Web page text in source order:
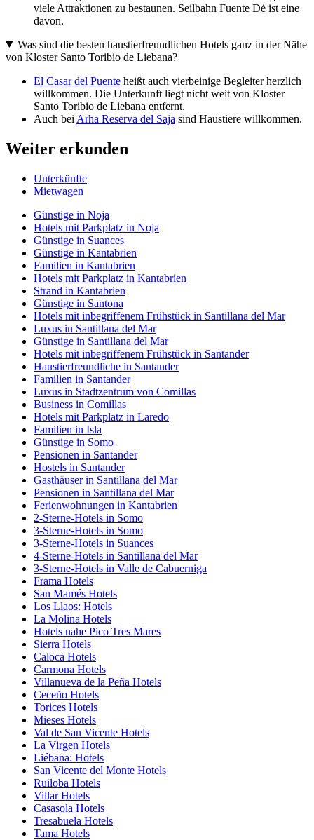
viele Attraktionen zu bestaunen. Seilbahn Fuente Dé ist eine
davon.
Was sind die besten haustierfreundlichen Hotels ganz in der Nähe
von Kloster Santo Toribio de Liebana?
El Casar del Puente heißt auch vierbeinige Begleiter herzlich
willkommen. Die Unterkunft liegt nicht weit von Kloster
Santo Toribio de Liebana entfernt.
Auch bei Arha Reserva del Saja sind Haustiere willkommen.
Weiter erkunden
Unterkünfte
Mietwagen
Günstige in Noja
Hotels mit Parkplatz in Noja
Günstige in Suances
Günstige in Kantabrien
Familien in Kantabrien
Hotels mit Parkplatz in Kantabrien
Strand in Kantabrien
Günstige in Santona
Hotels mit inbegriffenem Frühstück in Santillana del Mar
Luxus in Santillana del Mar
Günstige in Santillana del Mar
Hotels mit inbegriffenem Frühstück in Santander
Haustierfreundliche in Santander
Familien in Santander
Luxus in Stadtzentrum von Comillas
Business in Comillas
Hotels mit Parkplatz in Laredo
Familien in Isla
Günstige in Somo
Pensionen in Santander
Hostels in Santander
Gasthäuser in Santillana del Mar
Pensionen in Santillana del Mar
Ferienwohnungen in Kantabrien
2-Sterne-Hotels in Somo
3-Sterne-Hotels in Somo
3-Sterne-Hotels in Suances
4-Sterne-Hotels in Santillana del Mar
3-Sterne-Hotels in Valle de Cabuerniga
Frama Hotels
San Mamés Hotels
Los Llaos: Hotels
La Molina Hotels
Hotels nahe Pico Tres Mares
Sierra Hotels
Caloca Hotels
Carmona Hotels
Villanueva de la Peña Hotels
Ceceño Hotels
Torices Hotels
Mieses Hotels
Val de San Vicente Hotels
La Virgen Hotels
Liébana: Hotels
San Vicente del Monte Hotels
Ruiloba Hotels
Villar Hotels
Casasola Hotels
Tresabuela Hotels
Tama Hotels